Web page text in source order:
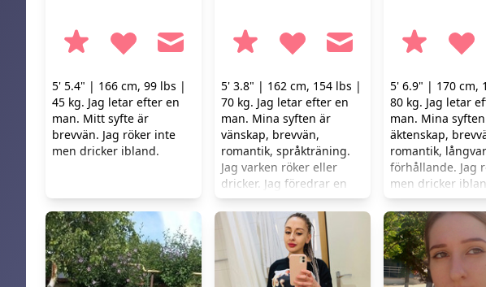
5' 5.4" | 166 cm, 99 lbs |
45 kg. Jag letar efter en
man. Mitt syfte är
brevvän. Jag röker inte
men dricker ibland.
5' 3.8" | 162 cm, 154 lbs |
70 kg. Jag letar efter en
man. Mina syften är
vänskap, brevvän,
romantik, språkträning.
Jag varken röker eller
dricker. Jag föredrar en
hälsosam livsstil.
5' 6.9" | 170 cm,
80 kg. Jag letar
man. Mina
äktenskap,
romantik,
förhållande. Jag
men dricker